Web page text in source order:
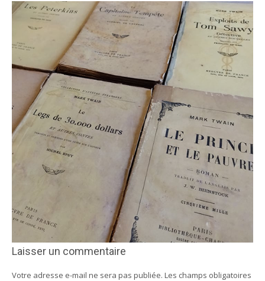
Laisser un commentaire
Votre adresse e-mail ne sera pas publiée. Les champs obligatoires